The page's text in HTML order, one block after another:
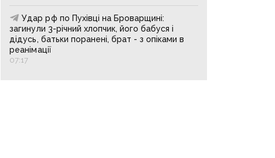
Удар рф по Пухівці на Броварщині:
загинули 3-річний хлопчик, його бабуся і
дідусь, батьки поранені, брат - з опіками в
реанімації
07:17